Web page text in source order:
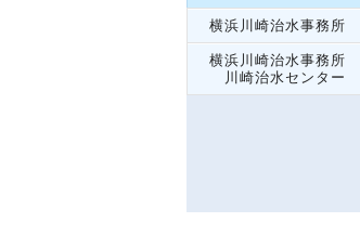
横浜川崎治水事務所
横浜川崎治水事務所
川崎治水センター